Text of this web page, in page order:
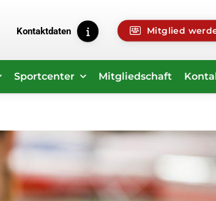
Kontaktdaten Mitglied
Sportcenter Mitgliedschaft